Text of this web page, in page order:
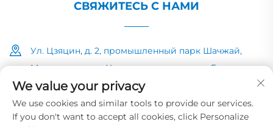
СВЯЖИТЕСЬ С НАМИ
Ул. Цзяцин, д. 2, промышленный парк Шачжай,
Минчжун, город Чжуншань, провинция Гуандун
+86-13726040081
[email protected]
We value your privacy
We use cookies and similar tools to provide our services.
If you don't want to accept all cookies, click Personalize